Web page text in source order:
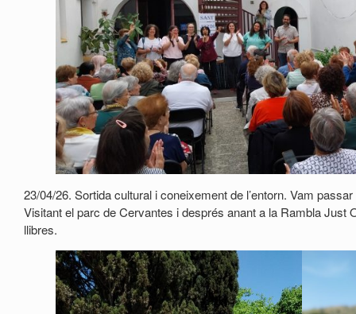
23/04/26. Sortida cultural i coneixement de l’entorn. Vam
Visitant el parc de Cervantes i després anant a la Rambla Just
llibres.